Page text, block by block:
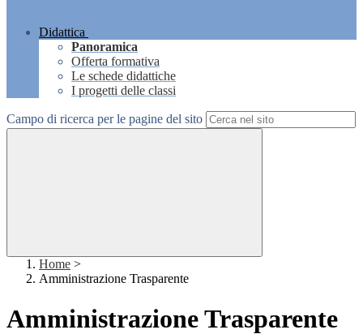
Didattica
Panoramica
Offerta formativa
Le schede didattiche
I progetti delle classi
Campo di ricerca per le pagine del sito
Home >
Amministrazione Trasparente
Amministrazione Trasparente